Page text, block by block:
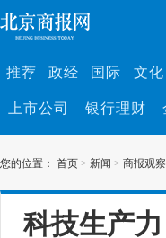
推荐 政经 国际 文化
上市公司 银行理财
您的位置： 首页 > 新闻 > 商报观察
科技生产